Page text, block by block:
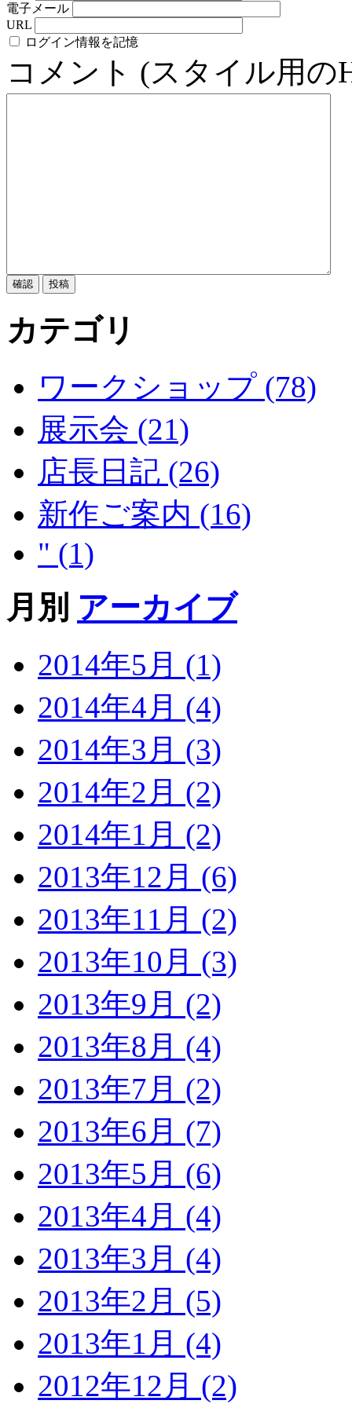
電子メール
URL
ログイン情報を記憶
コメント (スタイル用
カテゴリ
ワークショップ (78)
展示会 (21)
店長日記 (26)
新作ご案内 (16)
" (1)
月別 アーカイブ
2014年5月 (1)
2014年4月 (4)
2014年3月 (3)
2014年2月 (2)
2014年1月 (2)
2013年12月 (6)
2013年11月 (2)
2013年10月 (3)
2013年9月 (2)
2013年8月 (4)
2013年7月 (2)
2013年6月 (7)
2013年5月 (6)
2013年4月 (4)
2013年3月 (4)
2013年2月 (5)
2013年1月 (4)
2012年12月 (2)